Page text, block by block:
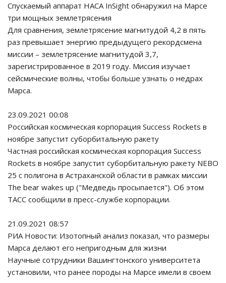
Спускаемый аппарат НАСА InSight обнаружил на Марсе
три мощных землетрясения
Для сравнения, землетрясение магнитудой 4,2 в пять
раз превышает энергию предыдущего рекордсмена
миссии – землетрясение магнитудой 3,7,
зарегистрированное в 2019 году. Миссия изучает
сейсмические волны, чтобы больше узнать о недрах
Марса.
23.09.2021 00:08
Российская космическая корпорация Success Rockets в
ноябре запустит суборбитальную ракету
Частная российская космическая корпорация Success
Rockets в ноябре запустит суборбитальную ракету NEBO
25 с полигона в Астраханской области в рамках миссии
The bear wakes up ("Медведь просыпается"). Об этом
ТАСС сообщили в пресс-службе корпорации.
21.09.2021 08:57
РИА Новости: Изотопный анализ показал, что размеры
Марса делают его непригодным для жизни
Научные сотрудники Вашингтонского университета
установили, что ранее породы на Марсе имели в своем